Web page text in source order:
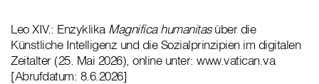
Leo XIV.: Enzyklika Magnifica humanitasüber die
Künstliche Intelligenz und die Sozialprinzipien im digitalen
Zeitalter (25. Mai 2026), online unter: www.vatican.va
[Abrufdatum: 8.6.2026]